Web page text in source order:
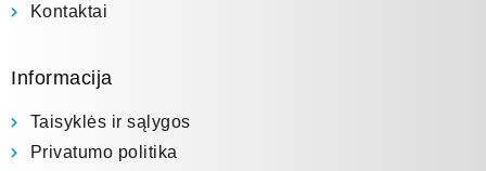
Kontaktai
Informacija
Taisyklės ir sąlygos
Privatumo politika